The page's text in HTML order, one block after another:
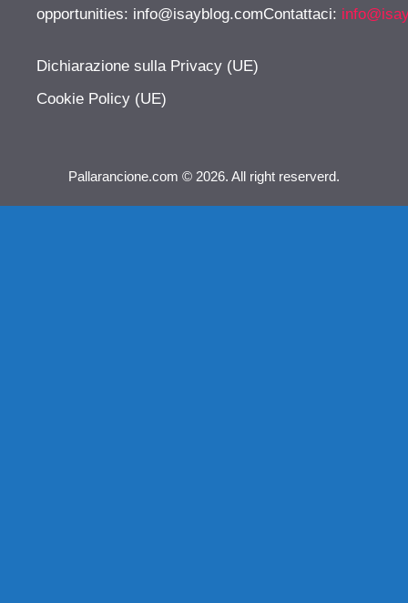
opportunities: info@isayblog.comContattaci:
Dichiarazione sulla Privacy (UE)
Cookie Policy (UE)
Pallarancione.com © 2026. All right reserverd.